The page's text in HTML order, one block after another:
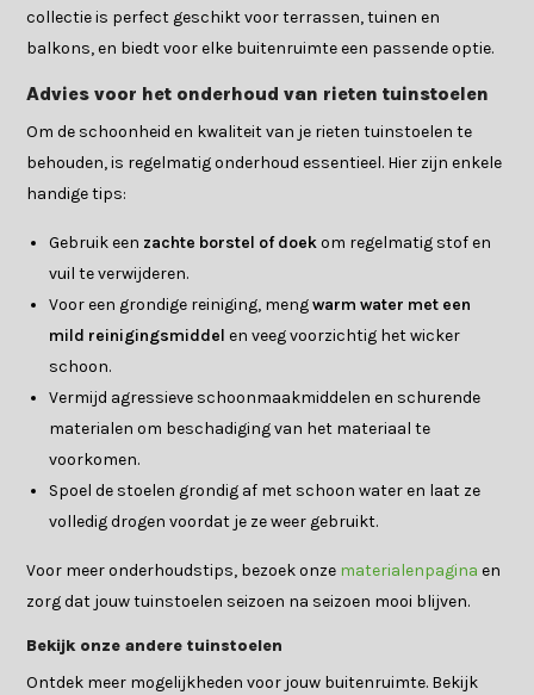
collectie is perfect geschikt voor terrassen, tuinen en
balkons, en biedt voor elke buitenruimte een passende optie.
Advies voor het onderhoud van rieten tuinstoelen
Om de schoonheid en kwaliteit van je rieten tuinstoelen te
behouden, is regelmatig onderhoud essentieel. Hier zijn enkele
handige tips:
Gebruik een zachte borstel of doekom regelmatig stof en
vuil te verwijderen.
Voor een grondige reiniging, mengwarm water met een
mild reinigingsmiddel en veeg voorzichtig het wicker
schoon.
Vermijd agressieve schoonmaakmiddelen en schurende
materialen om beschadiging van het materiaal te
voorkomen.
Spoel de stoelen grondig af met schoon water en laat ze
volledig drogen voordat je ze weer gebruikt.
Voor meer onderhoudstips, bezoek onze materialenpagina en
zorg dat jouw tuinstoelen seizoen na seizoen mooi blijven.
Bekijk onze andere tuinstoelen
Ontdek meer mogelijkheden voor jouw buitenruimte. Bekijk